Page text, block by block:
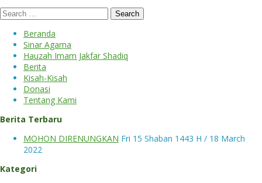
Search
for:
Beranda
Sinar Agama
Hauzah Imam Jakfar Shadiq
Berita
Kisah-Kisah
Donasi
Tentang Kami
Berita Terbaru
MOHON DIRENUNGKAN Fri 15 Shaban 1443 H / 18 March
2022
Kategori